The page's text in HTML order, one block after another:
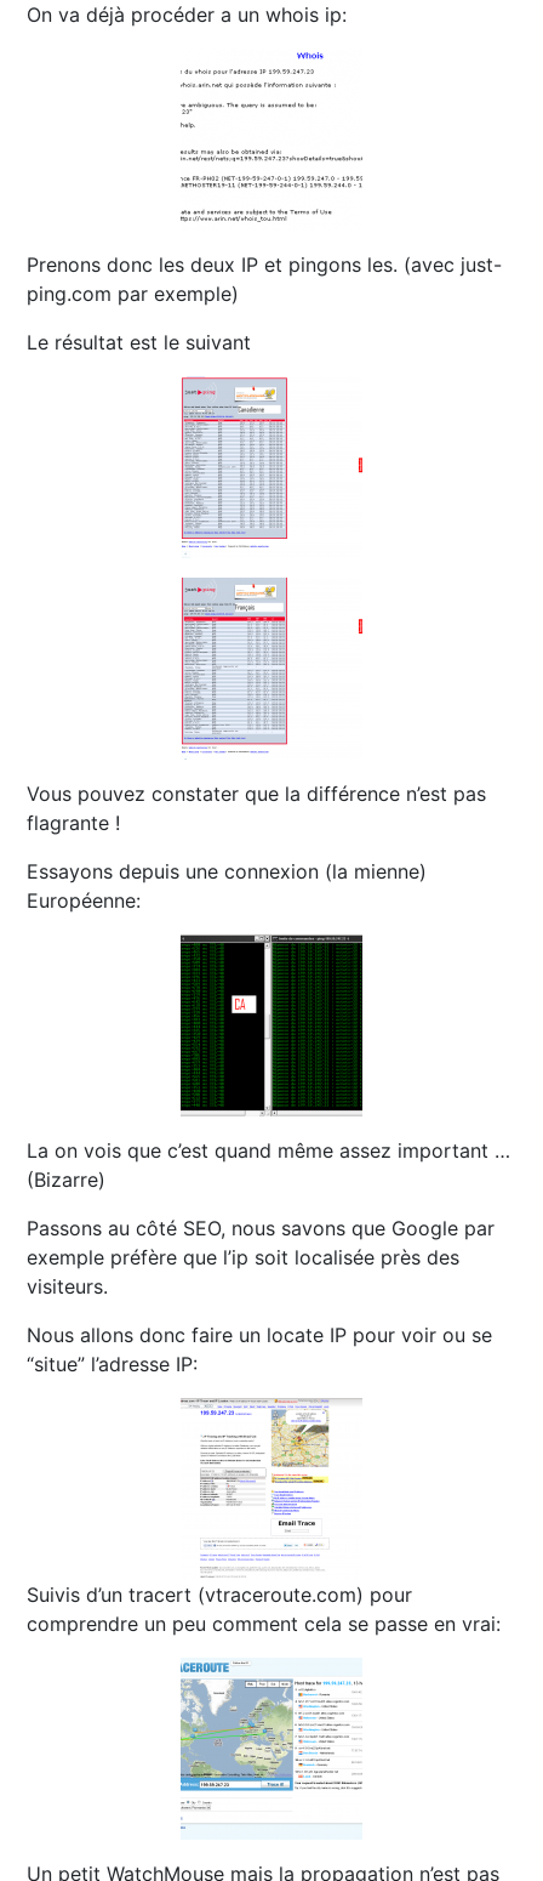
On va déjà procéder a un whois ip:
Prenons donc les deux IP et pingons les. (avec just-
ping.com par exemple)
Le résultat est le suivant
Vous pouvez constater que la différence n’est pas
flagrante !
Essayons depuis une connexion (la mienne)
Européenne:
La on vois que c’est quand même assez important …
(Bizarre)
Passons au côté SEO, nous savons que Google par
exemple préfère que l’ip soit localisée près des
visiteurs.
Nous allons donc faire un locate IP pour voir ou se
“situe” l’adresse IP:
Suivis d’un tracert (vtraceroute.com) pour
comprendre un peu comment cela se passe en vrai:
Un petit WatchMouse mais la propagation n’est pas